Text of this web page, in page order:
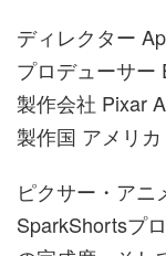
ディレクター
プロデューサー
製作会社 Pixar
製作国 アメリカ
ピクサー・ア
SparkShortsプ